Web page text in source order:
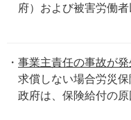
府）および被害労働
事業主責任の事故が
求償しない場合労災保
政府は、保険給付の